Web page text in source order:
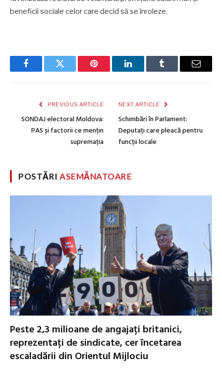
beneficii sociale celor care decid să se înroleze.
FacebookTwitter Pinterest LinkedInTumblr Email
PREVIOUS ARTICLE
SONDAJ electoral Moldova:
PAS și factorii ce mențin
supremația
NEXT ARTICLE
Schimbări în Parlament:
Deputați care pleacă pentru
funcții locale
POSTĂRIASEMĂNATOARE
Peste 2,3 milioane de angajați britanici,
reprezentați de sindicate, cer încetarea
escaladării din Orientul Mijlociu